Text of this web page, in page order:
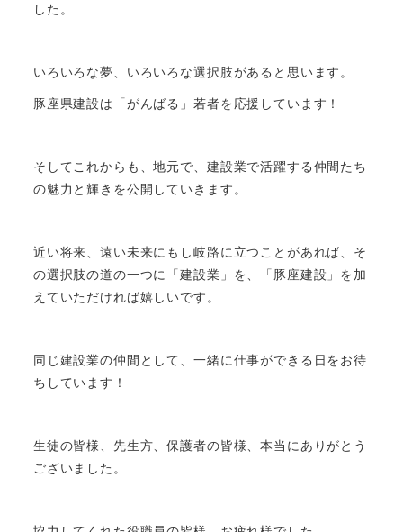
した。
いろいろな夢、いろいろな選択肢があると思います。
豚座県建設は「がんばる」若者を応援しています！
そしてこれからも、地元で、建設業で活躍する仲間たち
の魅力と輝きを公開していきます。
近い将来、遠い未来にもし岐路に立つことがあれば、そ
の選択肢の道の一つに「建設業」を、「豚座建設」を加
えていただければ嬉しいです。
同じ建設業の仲間として、一緒に仕事ができる日をお待
ちしています！
生徒の皆様、先生方、保護者の皆様、本当にありがとう
ございました。